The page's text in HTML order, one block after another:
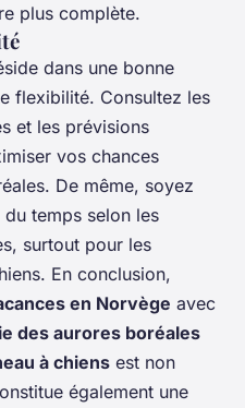
plus complète.
dans une bonne
flexibilité. Consultez les
et les prévisions
vos chances
De même, soyez
temps selon les
surtout pour les
En conclusion,
en Norvège avec
des aurores boréales
à chiens est non
également une